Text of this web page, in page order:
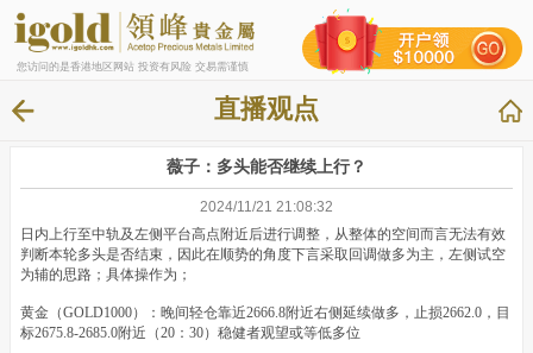
您访问的是香港地区网站 投资有风险 交易需谨慎
直播观点
薇子：多头能否继续上行？
2024/11/21 21:08:32
日内上行至中轨及左侧平台高点附近后进行调整，从整体的空间而言无法有效
判断本轮多头是否结束，因此在顺势的角度下言采取回调做多为主，左侧试空
为辅的思路；具体操作为；
黄金（GOLD1000）：晚间轻仓靠近2666.8附近右侧延续做多，止损2662.0，目
标2675.8-2685.0附近（20：30）稳健者观望或等低多位